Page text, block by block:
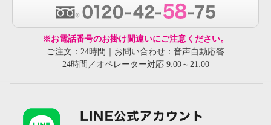
※お電話番号のお掛け間違いにご注意ください。
ご注文：24時間｜お問い合わせ：音声自動応答
24時間／オペレーター対応 9:00～21:00